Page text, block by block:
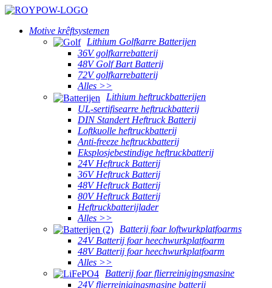
Motive krêftsystemen
Lithium Golfkarre Batterijen
36V golfkarrebatterij
48V Golf Bart Batterij
72V golfkarrebatterij
Alles >>
Lithium heftruckbatterijen
UL-sertifisearre heftruckbatterij
DIN Standert Heftruck Batterij
Loftkuolle heftruckbatterij
Anti-freeze heftruckbatterij
Eksplosjebestindige heftruckbatterij
24V Heftruck Batterij
36V Heftruck Batterij
48V Heftruck Batterij
80V Heftruck Batterij
Heftruckbatterijlader
Alles >>
Batterij foar loftwurkplatfoarms
24V Batterij foar heechwurkplatfoarm
48V Batterij foar heechwurkplatfoarm
Alles >>
Batterij foar flierreinigingsmasine
24V flierreinigingsmasine batterij